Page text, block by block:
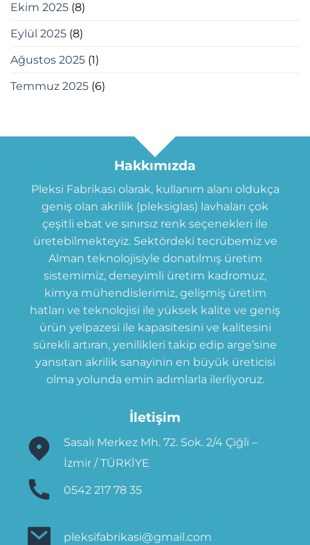
Ekim 2025 (8)
Eylül 2025 (8)
Ağustos 2025 (1)
Temmuz 2025 (6)
Hakkımızda
Pleksi Fabrikası olarak, kullanım alanı oldukça
geniş olan akrilik (pleksiglas) lavhaları çok
çeşitli ebat ve sınırsız renk seçenekleri ile
üretebilmekteyiz. Sektördeki tecrübemiz ve
Alman teknolojisiyle donatılmış üretim
sistemimiz, deneyimli üretim kadromuz,
kimya mühendislerimiz, gelişmiş üretim
hatları ve teknolojisi ile yüksek kalite ve geniş
ürün yelpazesi ile kapasitesini ve kalitesini
sürekli artıran, yenilikleri takip edip arge’sine
yansıtan akrilik sanayinin en büyük üreticisi
olma yolunda emin adımlarla ilerliyoruz.
İletişim
Sasalı Merkez Mh. 72. Sok. 2/4 Çiğli –
İzmir / TÜRKİYE
0542 217 78 35
pleksifabrikasi@gmail.com